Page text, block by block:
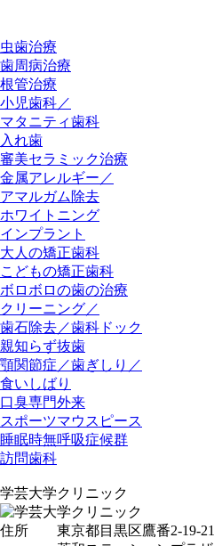
虫歯治療
歯周病治療
根管治療
小児歯科／
マタニティ歯科
入れ歯
審美セラミック治療
金属アレルギー／
アマルガム除去
ホワイトニング
インプラント
大人の矯正歯科
こどもの矯正歯科
ボロボロの歯の治療
クリーニング／
歯石除去／歯科ドック
親知らず抜歯
顎関節症／歯ぎしり／
食いしばり
口臭専門外来
スポーツマウスピース
睡眠時無呼吸症候群
訪問歯科
学芸大学クリニック
住所
東京都目黒区鷹番2-19-21